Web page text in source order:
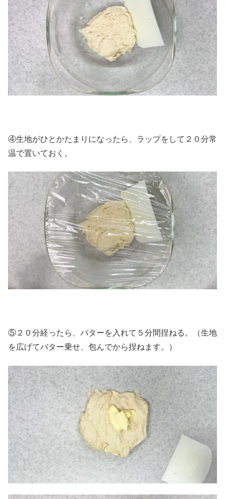
④生地がひとかたまりになったら、ラップをして２０分常
温で置いておく。
⑤２０分経ったら、バターを入れて５分間捏ねる。（生地
を広げてバター乗せ、包んでから捏ねます。）